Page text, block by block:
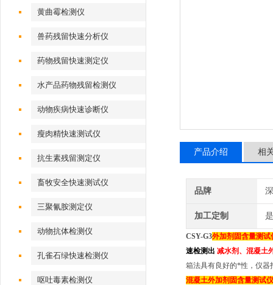
黄曲霉检测仪
兽药残留快速分析仪
药物残留快速测定仪
水产品药物残留检测仪
动物疾病快速诊断仪
瘦肉精快速测试仪
抗生素残留测定仪
畜牧安全快速测试仪
三聚氰胺测定仪
动物抗体检测仪
孔雀石绿快速检测仪
呕吐毒素检测仪
产品介绍 相
品牌
加工定制 是
CSY-G3外加剂固含量测试
速检测出 减水剂、混凝土
箱法具有良好的*性，仪器
混凝土外加剂固含量测试仪